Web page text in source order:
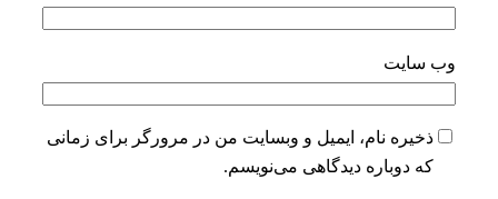
وب‌ سایت
ذخیره نام، ایمیل و وبسایت من در مرورگر برای زمانی
که دوباره دیدگاهی می‌نویسم.